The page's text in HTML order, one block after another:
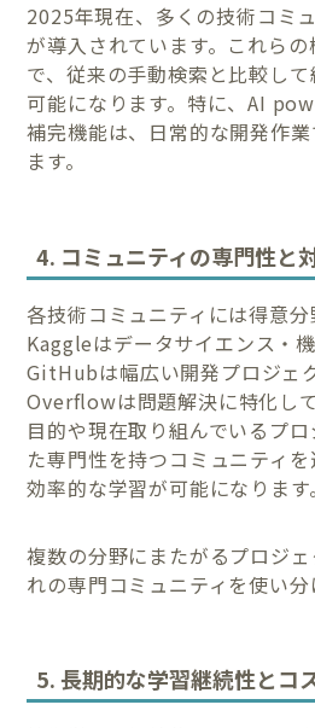
2025年現在、多くの技術コミ
が導入されています。これら
で、従来の手動検索と比較し
可能になります。特に、AI
補完機能は、日常的な開発作
ます。
4. コミュニティの専門性と
各技術コミュニティには得意分
Kaggleはデータサイエンス・機
GitHubは幅広い開発プロジェ
Overflowは問題解決に特化し
目的や現在取り組んでいるプ
た専門性を持つコミュニティ
効率的な学習が可能になります。
複数の分野にまたがるプロジ
れの専門コミュニティを使い分
5. 長期的な学習継続性とコ